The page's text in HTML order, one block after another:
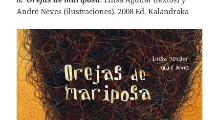
André Neves (ilustraciones). 2008 Ed. Kalandraka